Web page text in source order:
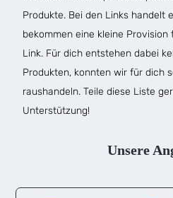
Produkte. Bei den Links handelt
bekommen eine kleine
Link. Für dich entstehen dabei
Produkten, konnten wir für dich
raushandeln. Teile diese Liste
Unterstützung!
Unsere